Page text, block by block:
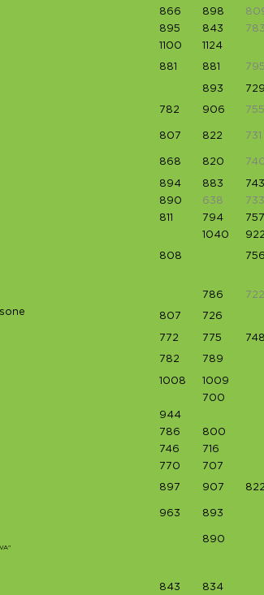
866 898
895 843 783
1100 1124
881 881 795
893 729
782 906 755
807 822 731
868 820
894 883 743
890 638 733
811 794 757
1040 922
808 756
786 722
807 726
772 775 748
782 789
1008 1009
700
944
786 800
746 716
770 707
897 907 822
963 893
890
843 834